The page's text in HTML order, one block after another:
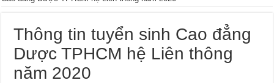
Thông tin tuyển sinh Cao đẳng
Dược TPHCM hệ Liên thông
năm 2020